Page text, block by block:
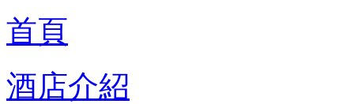
首頁
酒店介紹